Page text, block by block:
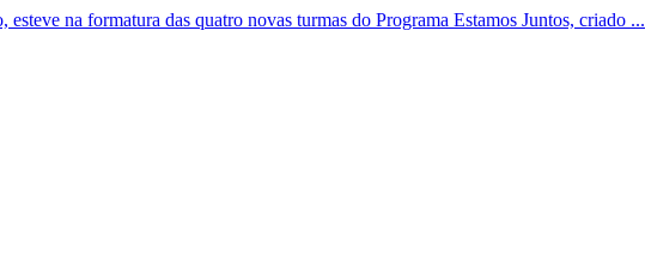
na formatura das quatro novas turmas do Programa Estamos Juntos, criado ...